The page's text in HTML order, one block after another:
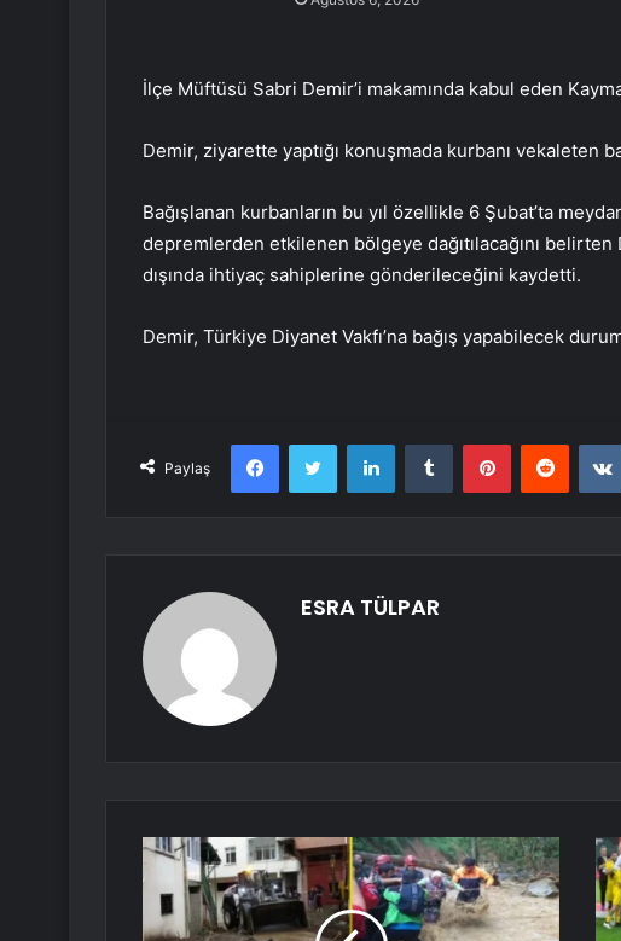
İlçe Müftüsü Sabri Demir’i makamında kabul eden
Demir, ziyarette yaptığı konuşmada kurbanı vekaleten
Bağışlanan kurbanların bu yıl özellikle 6 Şubat’ta
depremlerden etkilenen bölgeye dağıtılacağını
dışında ihtiyaç sahiplerine gönderileceğini kaydetti.
Demir, Türkiye Diyanet Vakfı’na bağış yapabilecek
Paylaş
FacebookTwitter LinkedInTumblr PinterestReddit
ESRA TÜLPAR